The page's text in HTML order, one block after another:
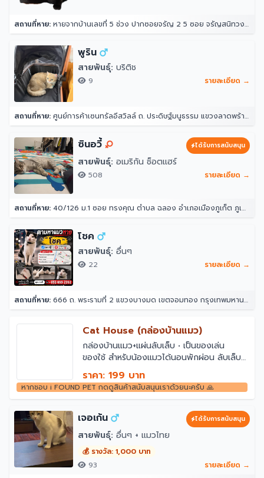
สถานที่หาย: หายจากบ้านเลขที่ 5 ช่วง ปากซอยจรัญ 2 5 ซอย จรัญสนิทวงศ์ 2 แขวงวัดท่าพระ เขตบางกอกใหญ่ กรุงเทพมหานคร 10600 ประเทศไทย
พูริน
สายพันธุ์: บริติช
9 รายละเอียด →
สถานที่หาย: ศูนย์การค้าเซนทรัลอีสวิลล์ ถ. ประดิษฐ์มนูธรรม แขวงลาดพร้าว ลาดพร้าว กรุงเทพมหานคร 10230
ซินอวี้ ได้รับการสนับสนุน
สายพันธุ์: อเมริกัน ช็อตแฮร์
508 รายละเอียด →
สถานที่หาย: 40/126 ม.1 ซอย ทรงคุณ ตำบล ฉลอง อำเภอเมืองภูเก็ต ภูเก็ต 83000
โชค
สายพันธุ์: อื่นๆ
22 รายละเอียด →
สถานที่หาย: 666 ถ. พระรามที่ 2 แขวงบางมด เขตจอมทอง กรุงเทพมหานคร 10150
Cat House (กล่องบ้านแมว)
กล่องบ้านแมว+แผ่นลับเล็บ • เป็นของเล่น
ของใช้ สำหรับน้องแมวได้นอนพักผ่อน ลับเล็บ
และหยอกเล่นกับเจ้าของ (ออกแบบโดยทาส
แมว) • ทำจากกระดาษลูกฟูก แข็งแรง น้ำหนัก
เบา เคลื่อนย้ายง่าย • สีน้ำตาลเรียบ (สีไม้)
30*36*32 cm
ราคา: 199 บาท
หากชอบ i FOUND PET กดดูสินค้าสนับสนุนเราด้วยนะครับ 🙏
เจอเก้น ได้รับการสนับสนุน
สายพันธุ์: อื่นๆ + แมวไทย
💰 รางวัล: 1,000 บาท
93
รายละเอียด →